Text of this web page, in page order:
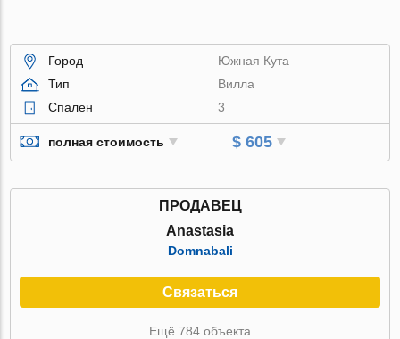
Город
Южная Кута
Тип
Вилла
Спален
3
полная стоимость $ 605
ПРОДАВЕЦ
Anastasia
Domnabali
Связаться
Ещё 784 объекта